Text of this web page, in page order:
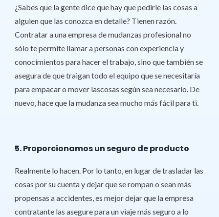
¿Sabes que la gente dice que hay que pedirle las cosas a
alguien que las conozca en detalle? Tienen razón.
Contratar a una empresa de mudanzas profesional no
sólo te permite llamar a personas con experiencia y
conocimientos para hacer el trabajo, sino que también se
asegura de que traigan todo el equipo que se necesitaría
para empacar o mover lascosas según sea necesario. De
nuevo, hace que la mudanza sea mucho más fácil para ti.
5. Proporcionamos un seguro de producto
Realmente lo hacen. Por lo tanto, en lugar de trasladar las
cosas por su cuenta y dejar que se rompan o sean más
propensas a accidentes, es mejor dejar que la empresa
contratante las asegure para un viaje más seguro a lo